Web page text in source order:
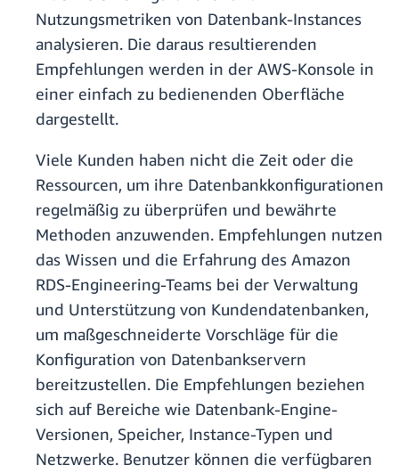
Nutzungsmetriken von Datenbank-Instances
analysieren. Die daraus resultierenden
Empfehlungen werden in der AWS-Konsole in
einer einfach zu bedienenden Oberfläche
dargestellt.
Viele Kunden haben nicht die Zeit oder die
Ressourcen, um ihre Datenbankkonfigurationen
regelmäßig zu überprüfen und bewährte
Methoden anzuwenden. Empfehlungen nutzen
das Wissen und die Erfahrung des Amazon
RDS-Engineering-Teams bei der Verwaltung
und Unterstützung von Kundendatenbanken,
um maßgeschneiderte Vorschläge für die
Konfiguration von Datenbankservern
bereitzustellen. Die Empfehlungen beziehen
sich auf Bereiche wie Datenbank-Engine-
Versionen, Speicher, Instance-Typen und
Netzwerke. Benutzer können die verfügbaren